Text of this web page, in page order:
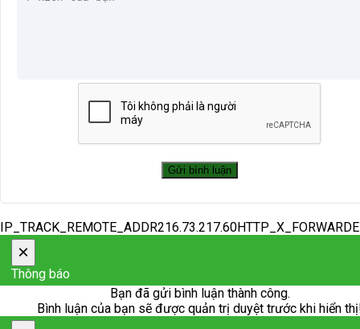
×
Thông báo
Bạn đã gửi bình luận thành công.
Bình luận của bạn sẽ được quản trị duyệt trước khi hiển